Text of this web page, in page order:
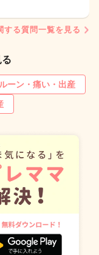
する質問一覧を見る
ーン・痛い・出産